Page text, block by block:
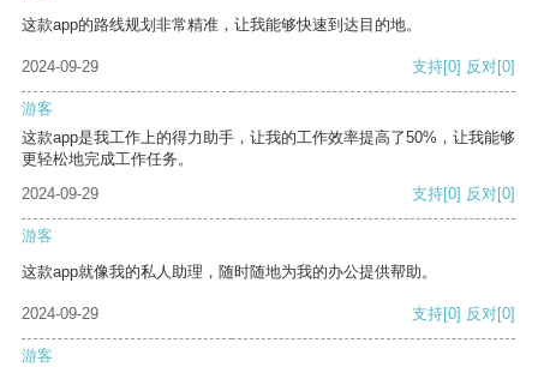
这款app的路线规划非常精准，让我能够快速到达目的地。
2024-09-29 支持[0] 反对[0]
游客
这款app是我工作上的得力助手，让我的工作效率提高了50%，让我能够
更轻松地完成工作任务。
2024-09-29
支持[0] 反对[0]
游客
这款app就像我的私人助理，随时随地为我的办公提供帮助。
2024-09-29 支持[0] 反对[0]
游客